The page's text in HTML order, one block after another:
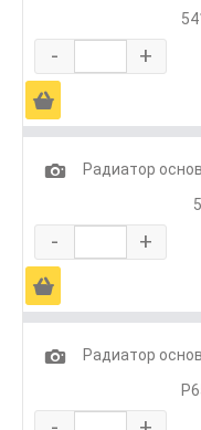
- +
Ä
1
Радиатор
- +
Ä
1
Радиатор